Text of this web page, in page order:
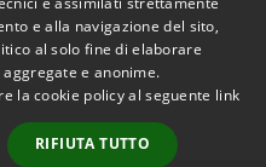
Copyright © 2026 • Comune di
Buccinasco • Powered by
Municipium•Accesso
redazione
e alla navigazione del sito,
al solo fine di elaborare
e anonime.
la cookie policy al seguente link
RIFIUTA TUTTO